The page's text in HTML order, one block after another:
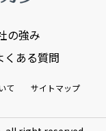
の強み
くある質問
て サイトマップ